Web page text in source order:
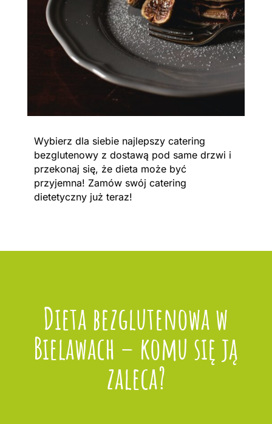
Wybierz dla siebie najlepszy catering
bezglutenowy z dostawą pod same drzwi i
przekonaj się, że dieta może być
przyjemna! Zamów swój catering
dietetyczny już teraz!
Dieta bezglutenowa w
Bielawach – komu się ją
zaleca?